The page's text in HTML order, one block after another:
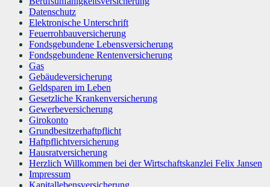
Datenschutz
Elektronische Unterschrift
Feuerrohbauversicherung
Fondsgebundene Lebensversicherung
Fondsgebundene Rentenversicherung
Gas
Gebäudeversicherung
Geldsparen im Leben
Gesetzliche Krankenversicherung
Gewerbeversicherung
Girokonto
Grundbesitzerhaftpflicht
Haftpflichtversicherung
Hausratversicherung
Herzlich Willkommen bei der Wirtschaftskanzlei Felix Jansen
Impressum
Kapitallebensversicherung